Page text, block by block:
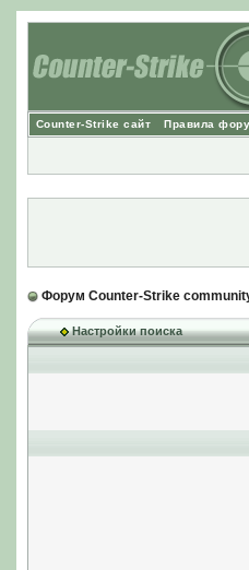
Counter-Strike сайт Правила
Форум Counter-Strike
Настройки поиска